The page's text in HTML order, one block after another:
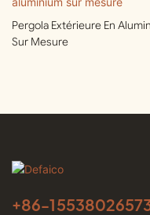
Pergola Extérieure En
Sur Mesure
+86-